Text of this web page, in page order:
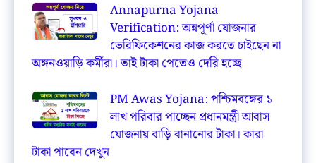
Annapurna Yojana
Verification: অন্নপূর্ণা যোজনার
ভেরিফিকেশনের কাজ করতে চাইছেন না
অঙ্গনওয়াড়ি কর্মীরা। তাই টাকা পেতেও দেরি হচ্ছে
PM Awas Yojana: পশ্চিমবঙ্গের ১
লাখ পরিবার পাচ্ছেন প্রধানমন্ত্রী আবাস
যোজনায় বাড়ি বানানোর টাকা। কারা
টাকা পাবেন দেখুন